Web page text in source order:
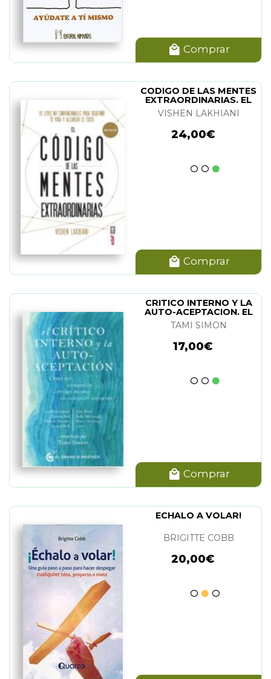
Comprar
CODIGO DE LAS MENTES
EXTRAORDINARIAS. EL
VISHEN LAKHIANI
24,00€
Comprar
CRITICO INTERNO Y LA
AUTO-ACEPTACION. EL
TAMI SIMON
17,00€
Comprar
ECHALO A VOLAR!
BRIGITTE COBB
20,00€